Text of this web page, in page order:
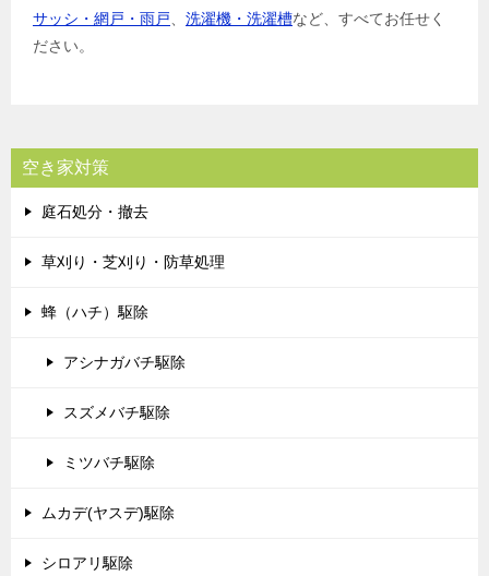
サッシ・網戸・雨戸 洗濯機・洗濯槽など、すべてお任せく
ださい。
空き家対策
庭石処分・撤去
草刈り・芝刈り・防草処理
蜂（ハチ）駆除
アシナガバチ駆除
スズメバチ駆除
ミツバチ駆除
ムカデ(ヤスデ)駆除
シロアリ駆除